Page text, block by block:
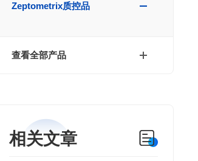
Zeptometrix质控品
查看全部产品
相关文章